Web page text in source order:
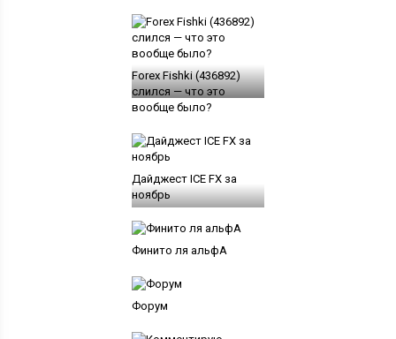
Forex Fishki (436892)
слился — что это
вообще было?
Дайджест ICE FX за
ноябрь
Финито ля альфА
Форум